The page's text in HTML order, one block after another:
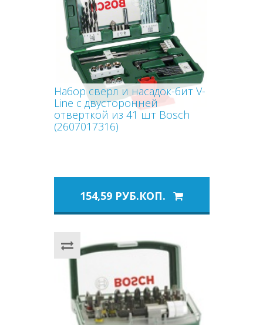
Набор сверл и насадок-бит V-
Line с двусторонней
отверткой из 41 шт Bosch
(2607017316)
154,59 РУБ.КОП.